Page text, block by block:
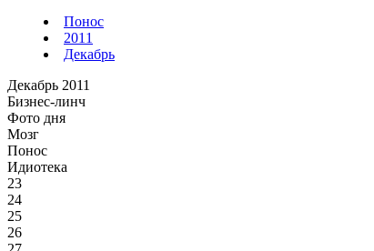
Понос
2011
Декабрь
Декабрь 2011
Бизнес-линч
Фото дня
Мозг
Понос
Идиотека
23
24
25
26